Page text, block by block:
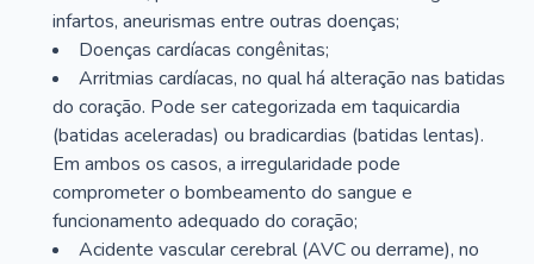
infartos, aneurismas entre outras doenças;
Doenças cardíacas congênitas;
Arritmias cardíacas, no qual há alteração nas batidas
do coração. Pode ser categorizada em taquicardia
(batidas aceleradas) ou bradicardias (batidas lentas).
Em ambos os casos, a irregularidade pode
comprometer o bombeamento do sangue e
funcionamento adequado do coração;
Acidente vascular cerebral (AVC ou derrame), no